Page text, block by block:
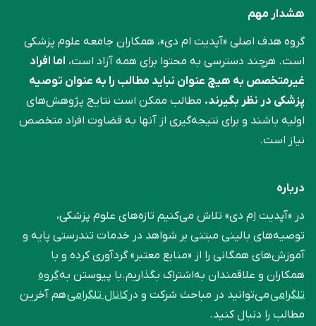
هشدار مهم
گروه هدف اصلی «آپدیت ام دی»، همکاران جامعه علوم ‌پزشکی
است. هرچند دسترسی به محتوا برای همه آزاد است، اما افراد
غیرمتخصص به هیچ عنوان نباید مطالب را به عنوان توصیه
پزشکی در نظر بگیرند. مطالب ممکن است نتایج پژوهش‌های
اولیه باشند و برای نتیجه‌گیری از آنها به قضاوت افراد متخصص
نیاز است.
درباره
در «آپدیت اِم دی» تلاش می‌کنیم تازه‌های علوم پزشکی،
توصیه‌های بالینی مبتنی بر شواهد در خدمات تندرستی پایه و
آموزش‌های همگانی را از «منابع معتبر» گردآوری کرده و با
همکاران و علاقمندان به‌اشتراک بگذاریم.با پیوستن بهگروه
تلگرامیمی‌توانید در مباحث شرکت و درکانال تلگرامیهم آخرین
مطالب را دنبال کنید.